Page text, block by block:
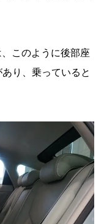
このように後部座
り、乗っていると